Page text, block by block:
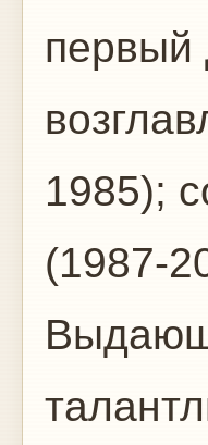
1985);
(1987-